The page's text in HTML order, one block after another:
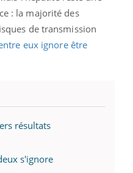
: la majorité des
de transmission
eux ignore être
résultats
s'ignore